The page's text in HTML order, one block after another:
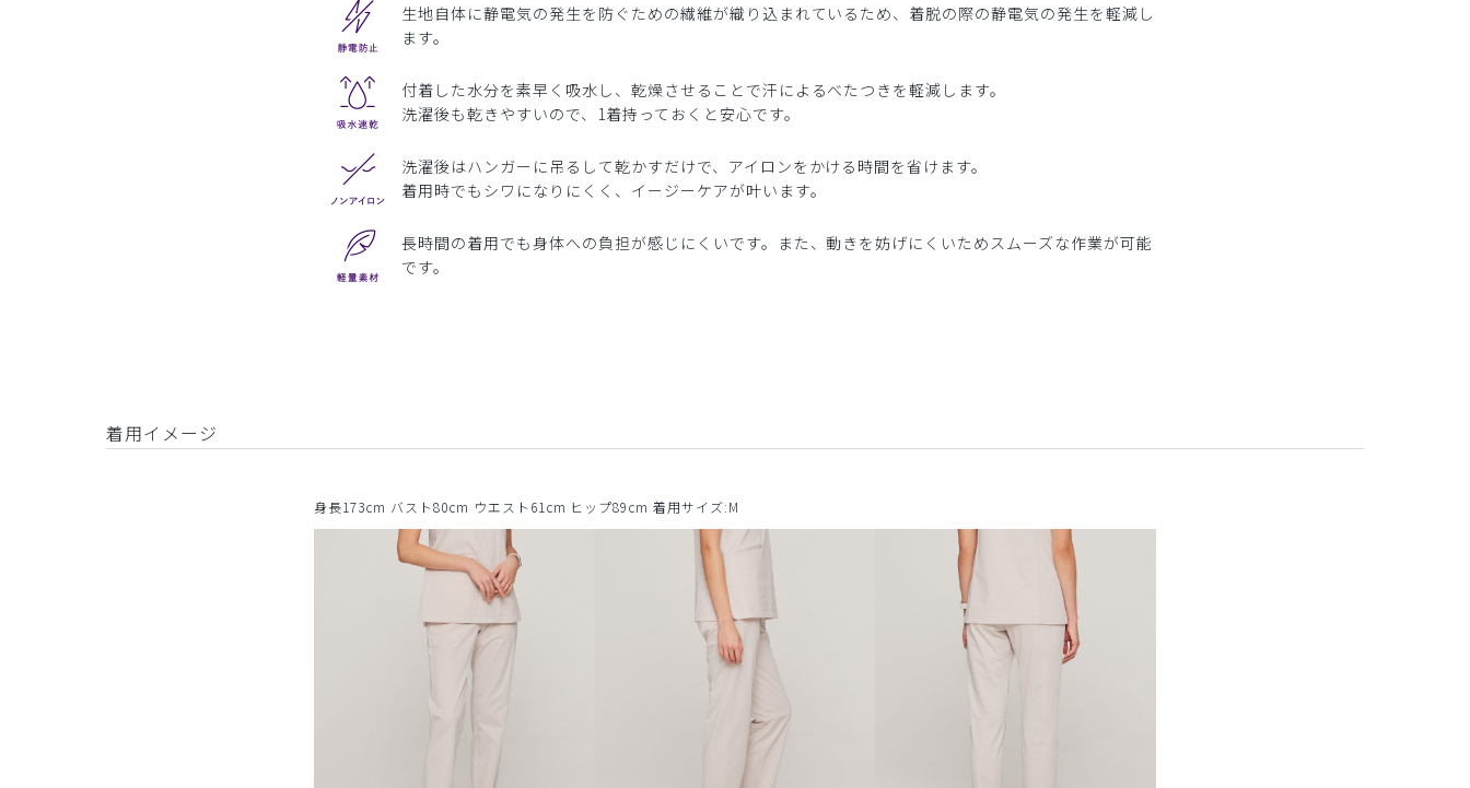
生地自体に静電気の発生を防ぐための繊維が織り込まれているため、着脱の際の静電気の発生を軽減し
ます。
付着した水分を素早く吸水し、乾燥させることで汗によるべたつきを軽減します。
洗濯後も乾きやすいので、1着持っておくと安心です。
洗濯後はハンガーに吊るして乾かすだけで、アイロンをかける時間を省けます。
着用時でもシワになりにくく、イージーケアが叶います。
長時間の着用でも身体への負担が感じにくいです。また、動きを妨げにくいためスムーズな作業が可能
です。
着用イメージ
身長173cm バスト80cm ウエスト61cm ヒップ89cm 着用サイズ:M